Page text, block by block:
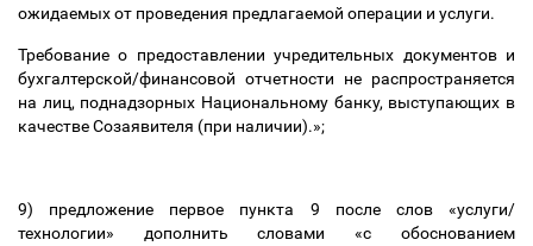
ожидаемых от проведения предлагаемой операции и услуги.
Требование о предоставлении учредительных документов и
бухгалтерской/финансовой отчетности не распространяется
на лиц, поднадзорных Национальному банку, выступающих в
качестве Созаявителя (при наличии).»;
9) предложение первое пункта 9 после слов «услуги/
технологии» дополнить словами «с обоснованием